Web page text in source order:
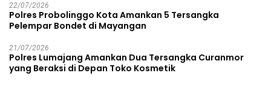
22/07/2026
Polres Probolinggo Kota Amankan 5 Tersangka
Pelempar Bondet di Mayangan
21/07/2026
Polres Lumajang Amankan Dua Tersangka Curanmor
yang Beraksi di Depan Toko Kosmetik